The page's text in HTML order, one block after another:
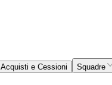
Acquisti e Cessioni Squadre